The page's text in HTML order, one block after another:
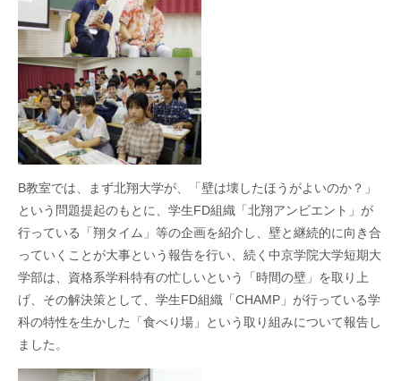
B教室では、まず北翔大学が、「壁は壊したほうがよいのか？」
という問題提起のもとに、学生FD組織「北翔アンビエント」が
行っている「翔タイム」等の企画を紹介し、壁と継続的に向き合
っていくことが大事という報告を行い、続く中京学院大学短期大
学部は、資格系学科特有の忙しいという「時間の壁」を取り上
げ、その解決策として、学生FD組織「 CHAMP 」が行っている学
科の特性を生かした「食べり場」という取り組みについて報告し
ました。